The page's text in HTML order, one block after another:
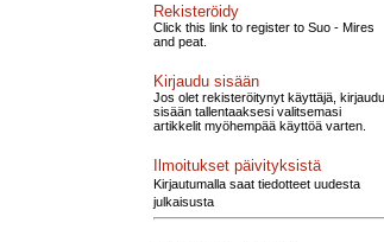
Rekisteröidy
Click this link to register to Suo - Mires
and peat.
Kirjaudu sisään
Jos olet rekisteröitynyt käyttäjä, kirjaudu
sisään tallentaaksesi valitsemasi
artikkelit myöhempää käyttöä varten.
Ilmoitukset päivityksistä
Kirjautumalla saat tiedotteet uudesta
julkaisusta